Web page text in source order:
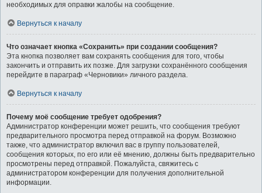
необходимых для оправки жалобы на сообщение.
Вернуться к началу
Что означает кнопка «Сохранить» при создании сообщения?
Эта кнопка позволяет вам сохранять сообщения для того, чтобы
закончить и отправить их позже. Для загрузки сохранённого сообщения
перейдите в параграф «Черновики» личного раздела.
Вернуться к началу
Почему моё сообщение требует одобрения?
Администратор конференции может решить, что сообщения требуют
предварительного просмотра перед отправкой на форум. Возможно
также, что администратор включил вас в группу пользователей,
сообщения которых, по его или её мнению, должны быть предварительно
просмотрены перед отправкой. Пожалуйста, свяжитесь с
администратором конференции для получения дополнительной
информации.